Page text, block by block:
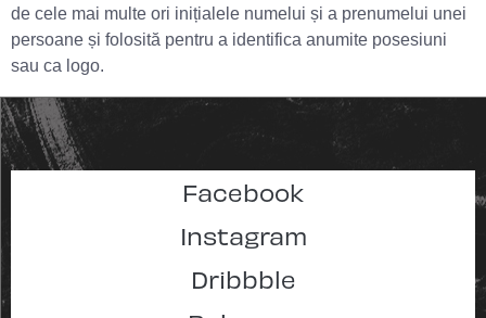
de cele mai multe ori inițialele numelui și a prenumelui unei
persoane și folosită pentru a identifica anumite posesiuni
sau ca logo.
Facebook
Instagram
Dribbble